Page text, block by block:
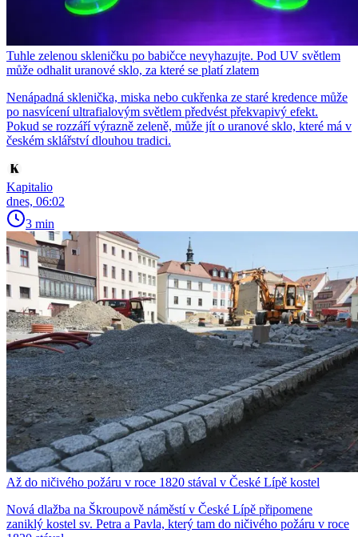
Tuhle zelenou skleničku po babičce nevyhazujte. Pod UV světlem
může odhalit uranové sklo, za které se platí zlatem
Nenápadná sklenička, miska nebo cukřenka ze staré kredence může
po nasvícení ultrafialovým světlem předvést překvapivý efekt.
Pokud se rozzáří výrazně zeleně, může jít o uranové sklo, které má v
českém sklářství dlouhou tradici.
Kapitalio
dnes, 06:02
3 min
Až do ničivého požáru v roce 1820 stával v České Lípě kostel
Nová dlažba na Škroupově náměstí v České Lípě připomene
zaniklý kostel sv. Petra a Pavla, který tam do ničivého požáru v roce